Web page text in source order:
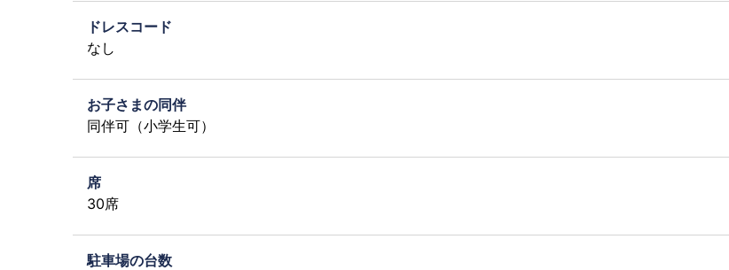
ドレスコード
なし
お子さまの同伴
同伴可（小学生可）
席
30席
駐車場の台数